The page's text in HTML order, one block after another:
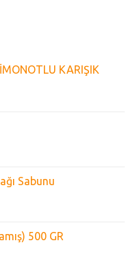
KARIŞIK
Sabunu
500 GR